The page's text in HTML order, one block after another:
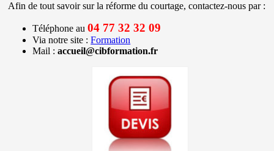
Afin de tout savoir sur la réforme du courtage, contactez-nous par :
Téléphone au04 77 32 32 09
Via notre site :Formation
Mail :accueil@cibformation.fr